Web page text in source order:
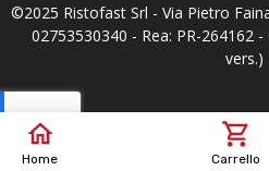
Home Carrello
©2025 Ristofast Srl - Via Pietro
02753530340 - Rea: PR-264162
vers.)